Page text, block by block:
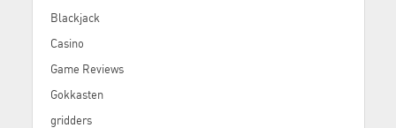
Blackjack
Casino
Game Reviews
Gokkasten
gridders